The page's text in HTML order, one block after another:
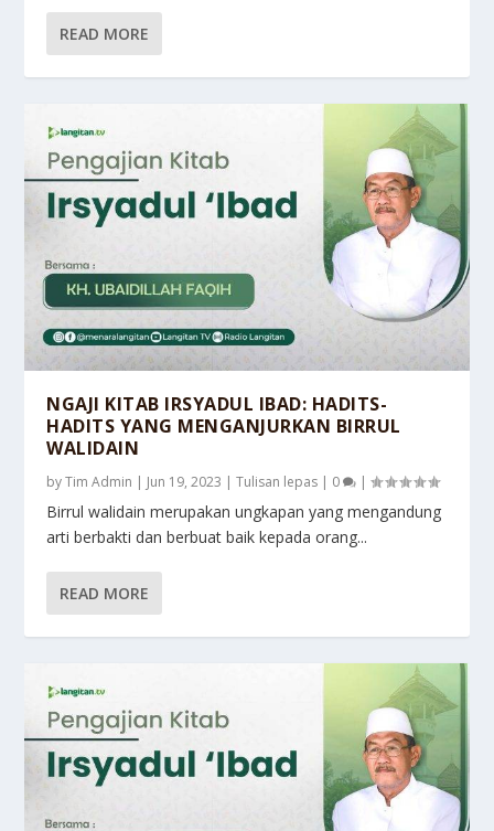
READ MORE
NGAJI KITAB IRSYADUL IBAD: HADITS-
HADITS YANG MENGANJURKAN BIRRUL
WALIDAIN
byTim Admin | Jun 19, 2023 |Tulisan lepas | 0 |
Birrul walidain merupakan ungkapan yang mengandung
arti berbakti dan berbuat baik kepada orang...
READ MORE